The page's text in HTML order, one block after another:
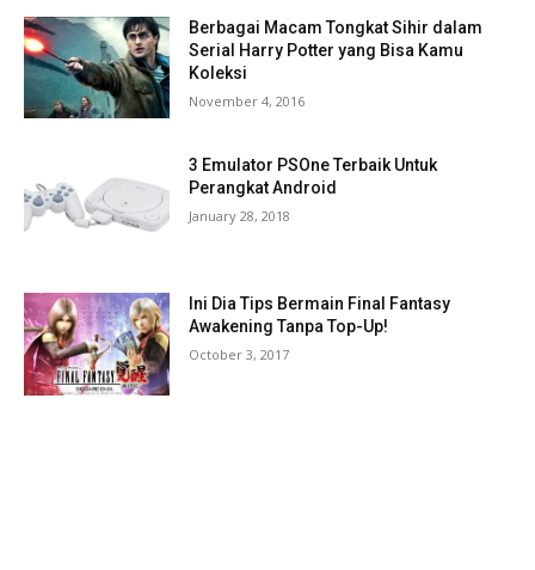
Berbagai Macam Tongkat Sihir dalam
Serial Harry Potter yang Bisa Kamu
Koleksi
November 4, 2016
3 Emulator PSOne Terbaik Untuk
Perangkat Android
January 28, 2018
Ini Dia Tips Bermain Final Fantasy
Awakening Tanpa Top-Up!
October 3, 2017